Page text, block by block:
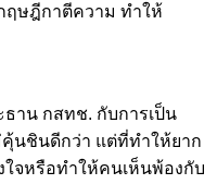
ฤษฎีกาตีความ ทำให้
ธาน กสทช. กับการเป็น
นชินดีกว่า แต่ที่ทำให้ยาก
ใจหรือทำให้คนเห็นพ้องกับ